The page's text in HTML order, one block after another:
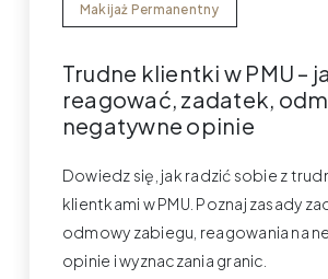
Makijaż Permanentny
Trudne klientki w PMU –
reagować, zadatek,
negatywne opinie
Dowiedz się, jak radzić sobie z
klientkami w PMU. Poznaj zasady
odmowy zabiegu, reagowania na
opinie i wyznaczania granic.